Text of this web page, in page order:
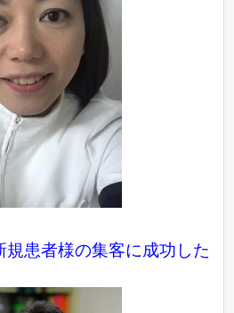
規患者様の集客に成功した